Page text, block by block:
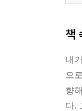
책
내
으
향
다.